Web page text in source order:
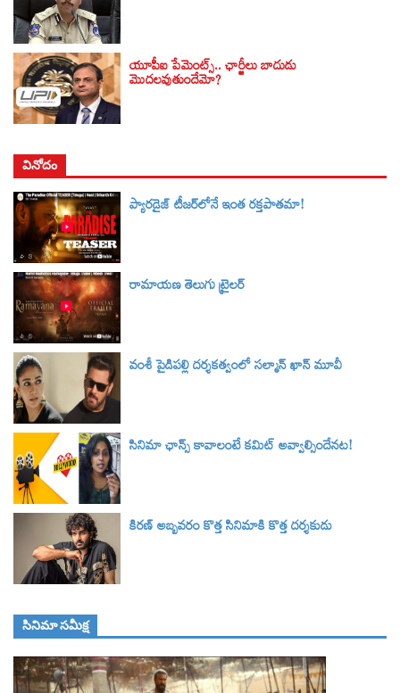
యూపీఐ పేమెంట్స్.. ఛార్జీలు బాదుడు
మొదలవుతుందేమో?
వినోదం
ప్యారడైజ్ టీజర్‌లోనే ఇంత రక్తపాతమా!
రామాయణ తెలుగు ట్రైలర్‌
వంశీ పైడిపల్లి దర్శకత్వంలో సల్మాన్ ఖాన్ మూవీ
సినిమా ఛాన్స్ కావాలంటే కమిట్ అవ్వాల్సిందేనట!
కిరణ్ అబ్బవరం కొత్త సినిమాకి కొత్త దర్శకుడు
సినిమా స‌మీక్ష